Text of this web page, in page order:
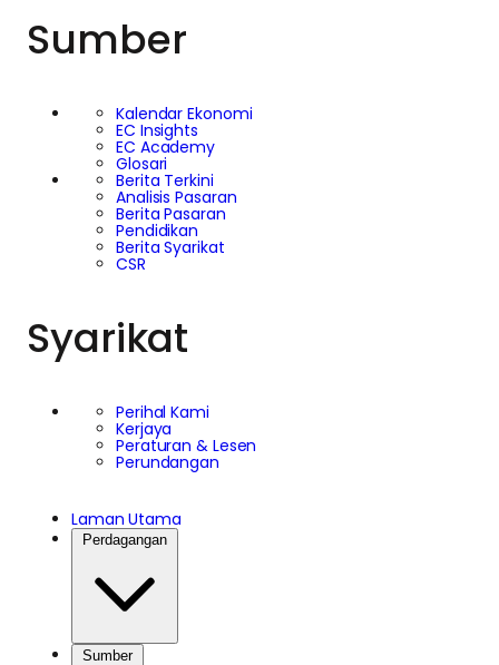
Sumber
Kalendar Ekonomi
EC Insights
EC Academy
Glosari
Berita Terkini
Analisis Pasaran
Berita Pasaran
Pendidikan
Berita Syarikat
CSR
Syarikat
Perihal Kami
Kerjaya
Peraturan & Lesen
Perundangan
Laman Utama
Perdagangan
Sumber